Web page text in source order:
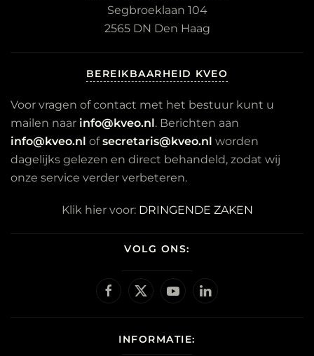
Segbroeklaan 104
2565 DN Den Haag
BEREIKBAARHEID KVEO
Voor vragen of contact met het bestuur kunt u
mailen naar info@kveo.nl. Berichten aan
info@kveo.nl ofsecretaris@kveo.nl worden
dagelijks gelezen en direct behandeld, zodat wij
onze service verder verbeteren.
Klik hier voor: DRINGENDE ZAKEN
VOLG ONS:
INFORMATIE: